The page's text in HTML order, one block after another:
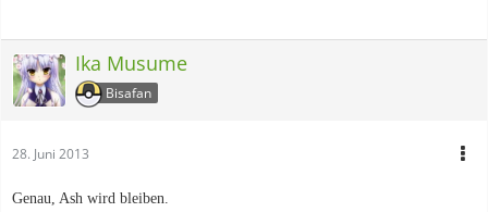
Ika Musume
Bisafan
28. Juni 2013
Genau, Ash wird bleiben.